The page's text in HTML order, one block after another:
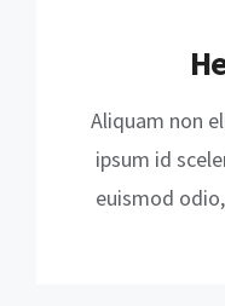
Aliquam non
ipsum id
euismod